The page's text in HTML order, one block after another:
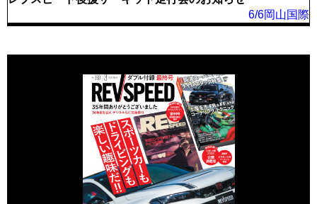
6/6岡山国際